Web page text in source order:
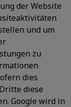
der Website
und um
zu
dies
diese
Google wird in